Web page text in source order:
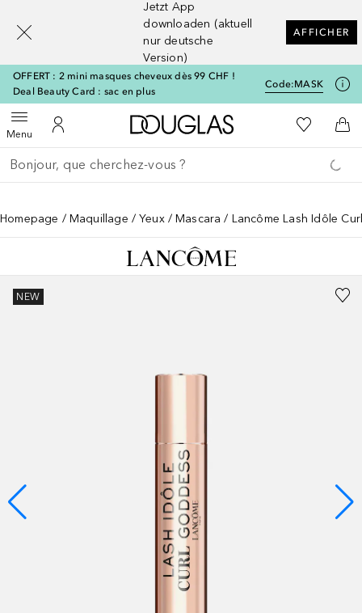
Jetzt App
downloaden (aktuell
nur deutsche
Version)
AFFICHER
OFFERT : 2 mini masques cheveux dès 99 CHF !
Deal Beauty Card : sac en plus
Code:MASK
MenuOuvrir le menuVers Mon Compte
Vers l'accueil Douglas
Vers Ma
Retourner
Exécuter la recherche
Homepage Maquillage Yeux Mascara Lancôme Lash Idôle
NEW
[navigation.slideout.screenreader]